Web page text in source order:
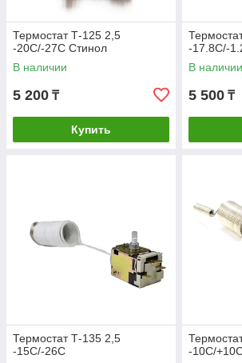
Термостат Т-125 2,5
-20С/-27С Стинол
В наличии
5 200 ₸
Купить
-17.8С/-
В наличии
5 500 ₸
Термостат Т-135 2,5
-15С/-26С
-10С/